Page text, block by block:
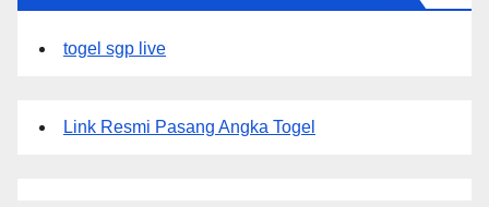
togel sgp live
Link Resmi Pasang Angka Togel